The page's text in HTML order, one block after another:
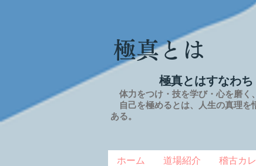
極真とは
極真とはすなわち
体力をつけ・技を学び・心を磨く
自己を極めるとは、
人生の真理を
ある。
ホーム 道場紹介 稽古カ